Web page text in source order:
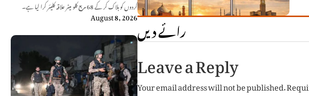
گردوں کو ہلاک کر کے 68 مربع کلو میٹر علاقہ کلیئر کرا لیا ہے۔
August 8, 2026رائے دیں
Leave a Reply
Your email address will not be published.